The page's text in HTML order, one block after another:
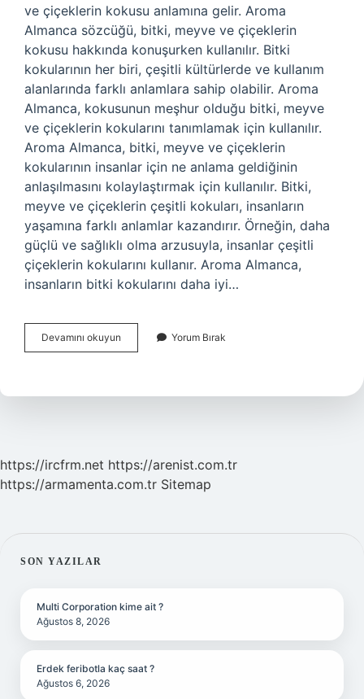
ve çiçeklerin kokusu anlamına gelir. Aroma
Almanca sözcüğü, bitki, meyve ve çiçeklerin
kokusu hakkında konuşurken kullanılır. Bitki
kokularının her biri, çeşitli kültürlerde ve kullanım
alanlarında farklı anlamlara sahip olabilir. Aroma
Almanca, kokusunun meşhur olduğu bitki, meyve
ve çiçeklerin kokularını tanımlamak için kullanılır.
Aroma Almanca, bitki, meyve ve çiçeklerin
kokularının insanlar için ne anlama geldiğinin
anlaşılmasını kolaylaştırmak için kullanılır. Bitki,
meyve ve çiçeklerin çeşitli kokuları, insanların
yaşamına farklı anlamlar kazandırır. Örneğin, daha
güçlü ve sağlıklı olma arzusuyla, insanlar çeşitli
çiçeklerin kokularını kullanır. Aroma Almanca,
insanların bitki kokularını daha iyi…
Devamını okuyun
Almanca
Yorum Bırak
https://ircfrm.net https://arenist.com.tr
https://armamenta.com.tr Sitemap
SIDEBAR
SON YAZILAR
Multi Corporation kime ait ?
Ağustos 8, 2026
Erdek feribotla kaç saat ?
Ağustos 6, 2026